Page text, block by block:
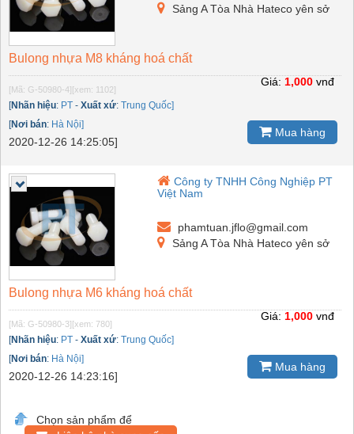
Sảng A Tòa Nhà Hateco yên sở
Bulong nhựa M8 kháng hoá chất
[Mã: G-50980-4][xem: 1102]
[Nhãn hiệu: PT - Xuất xứ: Trung Quốc]
[Nơi bán: Hà Nội]
2020-12-26 14:25:05]
Giá: 1,000 vnđ
Mua hàng
Công ty TNHH Công Nghiệp PT
Việt Nam
phamtuan.jflo@gmail.com
Sảng A Tòa Nhà Hateco yên sở
Bulong nhựa M6 kháng hoá chất
[Mã: G-50980-3][xem: 780]
[Nhãn hiệu: PT - Xuất xứ: Trung Quốc]
[Nơi bán: Hà Nội]
2020-12-26 14:23:16]
Giá: 1,000 vnđ
Mua hàng
Chọn sản phẩm để